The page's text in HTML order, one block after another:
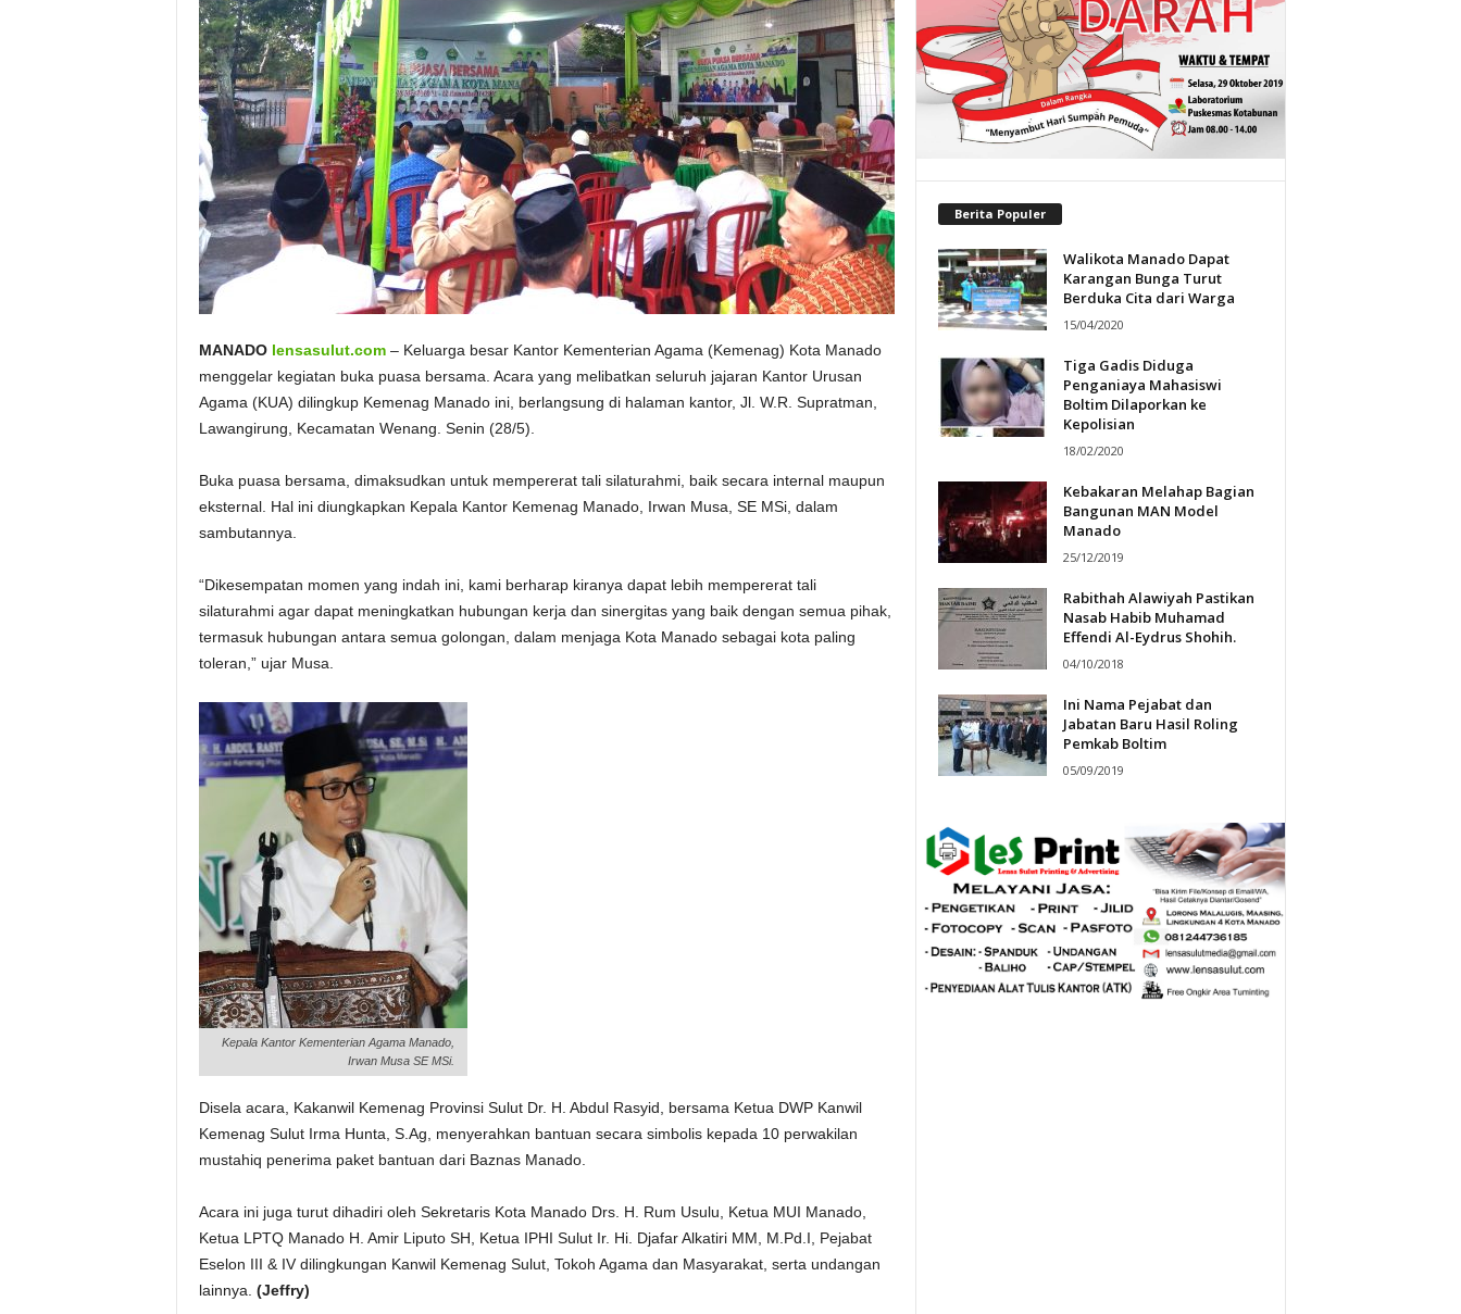
MANADO lensasulut.com– Keluarga besar Kantor Kementerian Agama (Kemenag) Kota Manado
menggelar kegiatan buka puasa bersama. Acara yang melibatkan seluruh jajaran Kantor Urusan
Agama (KUA) dilingkup Kemenag Manado ini, berlangsung di halaman kantor, Jl. W.R. Supratman,
Lawangirung, Kecamatan Wenang. Senin (28/5).
Buka puasa bersama, dimaksudkan untuk mempererat tali silaturahmi, baik secara internal maupun
eksternal. Hal ini diungkapkan Kepala Kantor Kemenag Manado, Irwan Musa, SE MSi, dalam
sambutannya.
“Dikesempatan momen yang indah ini, kami berharap kiranya dapat lebih mempererat tali
silaturahmi agar dapat meningkatkan hubungan kerja dan sinergitas yang baik dengan semua pihak,
termasuk hubungan antara semua golongan, dalam menjaga Kota Manado sebagai kota paling
toleran,” ujar Musa.
Kepala Kantor Kementerian Agama Manado,
Irwan Musa SE MSi.
Disela acara, Kakanwil Kemenag Provinsi Sulut Dr. H. Abdul Rasyid, bersama Ketua DWP Kanwil
Kemenag Sulut Irma Hunta, S.Ag, menyerahkan bantuan secara simbolis kepada 10 perwakilan
mustahiq penerima paket bantuan dari Baznas Manado.
Acara ini juga turut dihadiri oleh Sekretaris Kota Manado Drs. H. Rum Usulu, Ketua MUI Manado,
Ketua LPTQ Manado H. Amir Liputo SH, Ketua IPHI Sulut Ir. Hi. Djafar Alkatiri MM, M.Pd.I, Pejabat
Eselon III & IV dilingkungan Kanwil Kemenag Sulut, Tokoh Agama dan Masyarakat, serta undangan
lainnya. (Jeffry)
Berita Populer
Walikota Manado Dapat
Karangan Bunga Turut
Berduka Cita dari Warga
15/04/2020
Tiga Gadis Diduga
Penganiaya Mahasiswi
Boltim Dilaporkan ke
Kepolisian
18/02/2020
Kebakaran Melahap Bagian
Bangunan MAN Model
Manado
25/12/2019
Rabithah Alawiyah Pastikan
Nasab Habib Muhamad
Effendi Al-Eydrus Shohih.
04/10/2018
Ini Nama Pejabat dan
Jabatan Baru Hasil Roling
Pemkab Boltim
05/09/2019